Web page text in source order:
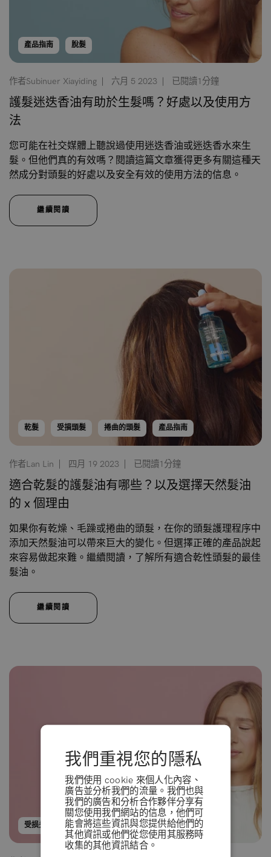
產品指南 脫髮
作者Subinuer Xiayiding 六月 5 2023 已閱讀1分鐘
護髮迷迭香油有助於生髮嗎？好處以及使用方
法
您可能在社交媒體上聽說過使用迷迭香油或迷迭香水來生
髮。但他們真的有效嗎？閱讀這篇文章獲得更多有關這種天
然成分對頭髮的好處以及安全有效的使用方法的信息。
繼續閱讀
乾髮 受損頭髮 捲曲的頭髮 產品指南
作者Lan Lin 四月 19 2023 已閱讀1分鐘
適合乾髮的護髮油有哪些？以及選擇天然髮油
的 x 個理由
如果你有乾燥、毛躁或捲曲的頭髮，在你的頭髮護理程序中
添加天然髮油可以帶來巨大的變化。但選擇正確的產品說起
來容易做起來難。繼續閱讀，了解所有適合乾性頭髮的最佳
髮油。
繼續閱讀
受损头发 捲髮 產品指南
條款 & 條例
我們重視您的隱私
我們使用 cookie 來個人化內容、
廣告並分析我們的流量。我們也與
我們的廣告和分析合作夥伴分享有
關您使用我們網站的信息，他們可
能會將這些資訊與您提供給他們的
其他資訊或他們從您使用其服務時
收集的其他資訊結合。